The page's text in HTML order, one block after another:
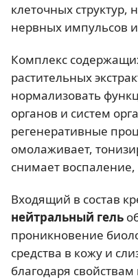
клеточных структур,
нервных импульсов и
Комплекс
растительных
нормализовать
органов и систем
регенеративные
омолаживает,
снимает воспаление,
Входящий в состав
нейтральный гель
проникновение
средства в кожу и
благодаря свойствам